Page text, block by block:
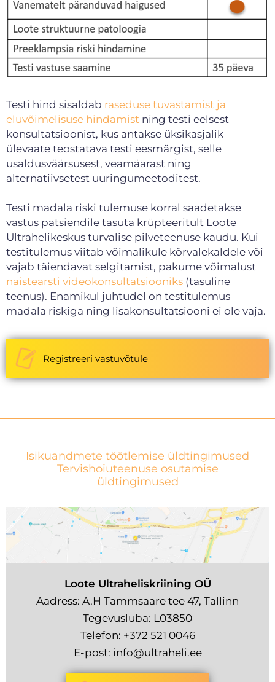
Testi hind sisaldab raseduse tuvastamist ja
eluvõimelisuse hindamist ning testi eelsest
konsultatsioonist, kus antakse üksikasjalik
ülevaate teostatava testi eesmärgist, selle
usaldusväärsusest, veamäärast ning
alternatiivsetest uuringumeetoditest.
Testi madala riski tulemuse korral saadetakse
vastus patsiendile tasuta krüpteeritult Loote
Ultrahelikeskus turvalise pilveteenuse kaudu. Kui
testitulemus viitab võimalikule kõrvalekaldele või
vajab täiendavat selgitamist, pakume võimalust
naistearsti videokonsultatsiooniks (tasuline
teenus). Enamikul juhtudel on testitulemus
madala riskiga ning lisakonsultatsiooni ei ole vaja.
Registreeri vastuvõtule
Isikuandmete töötlemise üldtingimused
Tervishoiuteenuse osutamise
üldtingimused
Loote Ultraheliskriining OÜ
Aadress: A.H Tammsaare tee 47, Tallinn
Tegevusluba: L03850
Telefon: +372 521 0046
E-post: info@ultraheli.ee